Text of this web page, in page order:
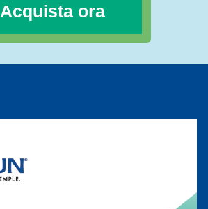
Acquista ora